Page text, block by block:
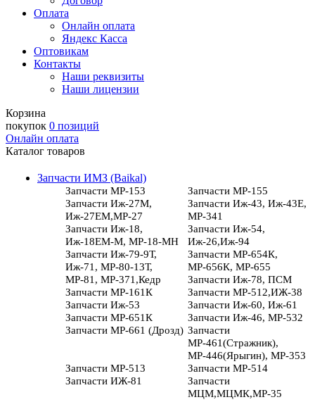
Оплата
Онлайн оплата
Яндекс Касса
Оптовикам
Контакты
Наши реквизиты
Наши лицензии
Корзина
покупок 0 позиций
Онлайн оплата
Каталог товаров
Запчасти ИМЗ (Baikal)
Запчасти МР-153
Запчасти МР-155
Запчасти Иж-27М,
Иж-27ЕМ,МР-27
Запчасти Иж-43, Иж-43Е,
МР-341
Запчасти Иж-18,
Иж-18ЕМ-М, МР-18-МН
Запчасти Иж-54,
Иж-26,Иж-94
Запчасти Иж-79-9Т,
Иж-71, МР-80-13Т,
МР-81, МР-371,Кедр
Запчасти МР-654К,
МР-656К, МР-655
Запчасти Иж-78, ПСМ
Запчасти МР-161К
Запчасти МР-512,ИЖ-38
Запчасти Иж-53
Запчасти Иж-60, Иж-61
Запчасти МР-651К
Запчасти Иж-46, МР-532
Запчасти МР-661 (Дрозд) Запчасти
МР-461(Стражник),
МР-446(Ярыгин), МР-353
Запчасти МР-513
Запчасти МР-514
Запчасти ИЖ-81
Запчасти
МЦМ,МЦМК,МР-35